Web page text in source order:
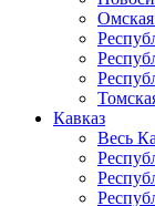
Омская
Кавказ
Весь